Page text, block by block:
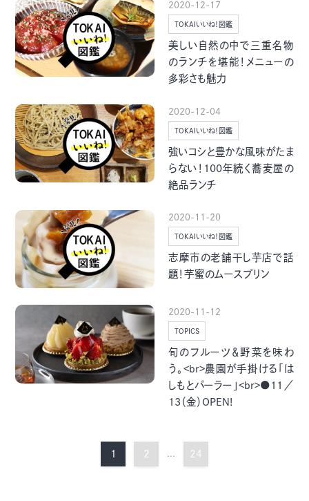
グルメ・まち イベント
スタッフ紹介
お問い合わせ
検索する
CLOSE
2020-12-17
TOKAIいいね！図鑑
美しい自然の中で三重名物
のランチを堪能！メニューの
多彩さも魅力
2020-12-04
TOKAIいいね！図鑑
強いコシと豊かな風味がたま
らない！100年続く蕎麦屋の
絶品ランチ
2020-11-20
TOKAIいいね！図鑑
志摩市の老舗干し芋店で話
題！芋蜜のムースプリン
2020-11-12
TOPICS
旬のフルーツ＆野菜を味わ
う。<br>農園が手掛ける「は
しもとパーラー」<br>●11／
13（金）OPEN!
1 2 ... 24